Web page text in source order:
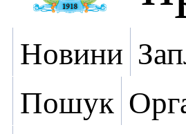
Новини
Пошук